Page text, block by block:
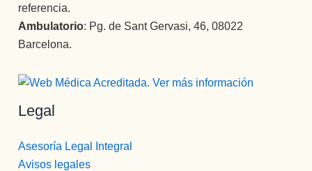
referencia.
Ambulatorio: Pg. de Sant Gervasi, 46, 08022
Barcelona.
Legal
Asesoría Legal Integral
Avisos legales